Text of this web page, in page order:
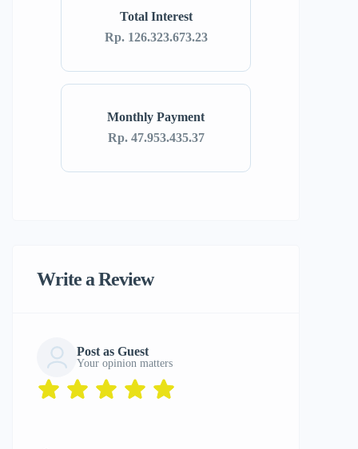
Monthly Payment
Rp. 47.953.435.37
Total Interest
Rp. 126.323.673.23
Write a Review
Post as Guest
Your opinion matters